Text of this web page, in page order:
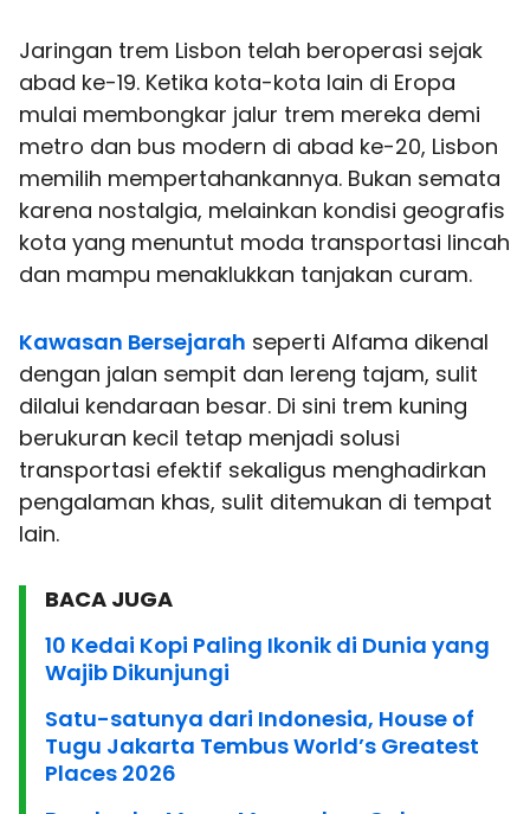
Jaringan trem Lisbon telah beroperasi sejak
abad ke-19. Ketika kota-kota lain di Eropa
mulai membongkar jalur trem mereka demi
metro dan bus modern di abad ke-20, Lisbon
memilih mempertahankannya. Bukan semata
karena nostalgia, melainkan kondisi geografis
kota yang menuntut moda transportasi lincah
dan mampu menaklukkan tanjakan curam.
Kawasan Bersejarah seperti Alfama dikenal
dengan jalan sempit dan lereng tajam, sulit
dilalui kendaraan besar. Di sini trem kuning
berukuran kecil tetap menjadi solusi
transportasi efektif sekaligus menghadirkan
pengalaman khas, sulit ditemukan di tempat
lain.
BACA JUGA
10 Kedai Kopi Paling Ikonik di Dunia yang
Wajib Dikunjungi
Satu-satunya dari Indonesia, House of
Tugu Jakarta Tembus World’s Greatest
Places 2026